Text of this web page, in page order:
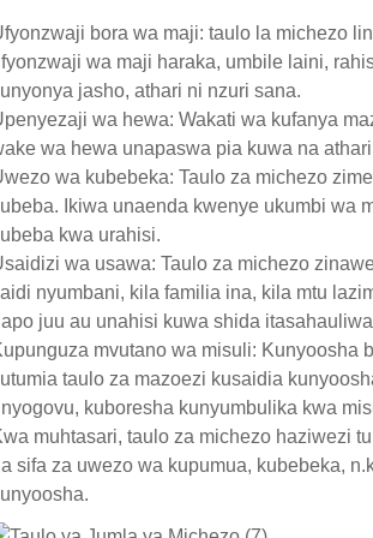
bora wa maji: taulo la michezo
wa maji haraka, umbile laini,
jasho, athari ni nzuri sana.
wa hewa: Wakati wa kufanya
wa hewa unapaswa pia kuwa na
wa kubebeka: Taulo za michezo
Ikiwa unaenda kwenye ukumbi wa
kwa urahisi.
wa usawa: Taulo za michezo
nyumbani, kila familia ina, kila mtu
juu au unahisi kuwa shida
mvutano wa misuli: Kunyoosha
taulo za mazoezi kusaidia
kuboresha kunyumbulika kwa
muhtasari, taulo za michezo haziwezi
sifa za uwezo wa kupumua, kubebeka,